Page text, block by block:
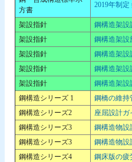
方書
2019年制
架設指針
鋼構造架設
架設指針
鋼構造架設
架設指針
鋼構造架設
架設指針
鋼構造架設
架設指針
鋼構造架設
鋼構造シリーズ 1
鋼橋の維持
鋼構造シリーズ2
座屈設計ガ
鋼構造シリーズ3
鋼構造物設
鋼構造シリーズ3
鋼構造物設
鋼構造シリーズ4
鋼床版の疲